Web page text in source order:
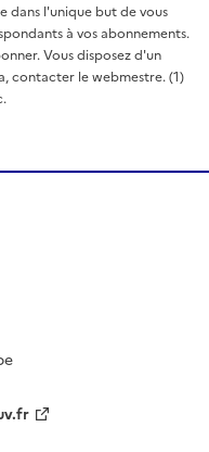
dans l'unique but de vous
à vos abonnements.
Vous disposez d'un
contacter le webmestre. (1)